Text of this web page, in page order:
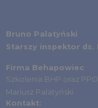
Bruno Palatyński
Starszy inspektor ds.
Firma Behapowiec
Szkolenia BHP oraz
Mariusz Palatyński
Kontakt: